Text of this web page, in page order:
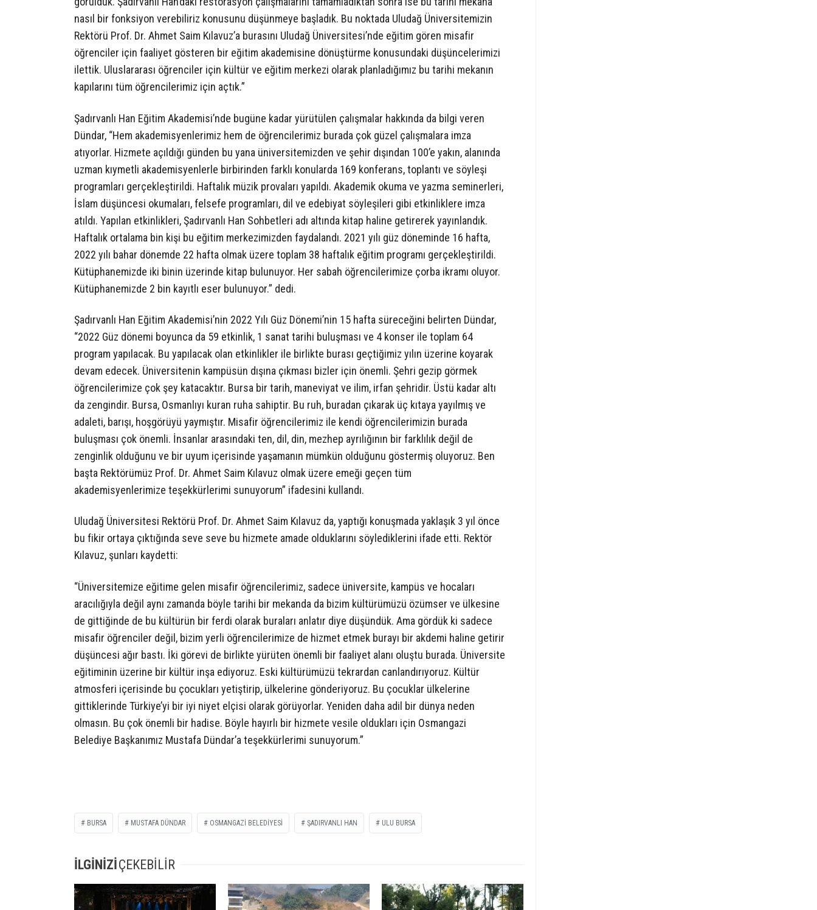
nasıl bir fonksiyon verebiliriz konusunu düşünmeye başladık. Bu noktada Uludağ Üniversitemizin
Rektörü Prof. Dr. Ahmet Saim Kılavuz’a burasını Uludağ Üniversitesi’nde eğitim gören misafir
öğrenciler için faaliyet gösteren bir eğitim akademisine dönüştürme konusundaki düşüncelerimizi
ilettik. Uluslararası öğrenciler için kültür ve eğitim merkezi olarak planladığımız bu tarihi mekanın
kapılarını tüm öğrencilerimiz için açtık.”
Şadırvanlı Han Eğitim Akademisi’nde bugüne kadar yürütülen çalışmalar hakkında da bilgi veren
Dündar, “Hem akademisyenlerimiz hem de öğrencilerimiz burada çok güzel çalışmalara imza
atıyorlar. Hizmete açıldığı günden bu yana üniversitemizden ve şehir dışından 100’e yakın, alanında
uzman kıymetli akademisyenlerle birbirinden farklı konularda 169 konferans, toplantı ve söyleşi
programları gerçekleştirildi. Haftalık müzik provaları yapıldı. Akademik okuma ve yazma seminerleri,
İslam düşüncesi okumaları, felsefe programları, dil ve edebiyat söyleşileri gibi etkinliklere imza
atıldı. Yapılan etkinlikleri, Şadırvanlı Han Sohbetleri adı altında kitap haline getirerek yayınlandık.
Haftalık ortalama bin kişi bu eğitim merkezimizden faydalandı. 2021 yılı güz döneminde 16 hafta,
2022 yılı bahar dönemde 22 hafta olmak üzere toplam 38 haftalık eğitim programı gerçekleştirildi.
Kütüphanemizde iki binin üzerinde kitap bulunuyor. Her sabah öğrencilerimize çorba ikramı oluyor.
Kütüphanemizde 2 bin kayıtlı eser bulunuyor.” dedi.
Şadırvanlı Han Eğitim Akademisi’nin 2022 Yılı Güz Dönemi’nin 15 hafta süreceğini belirten Dündar,
“2022 Güz dönemi boyunca da 59 etkinlik, 1 sanat tarihi buluşması ve 4 konser ile toplam 64
program yapılacak. Bu yapılacak olan etkinlikler ile birlikte burası geçtiğimiz yılın üzerine koyarak
devam edecek. Üniversitenin kampüsün dışına çıkması bizler için önemli. Şehri gezip görmek
öğrencilerimize çok şey katacaktır. Bursa bir tarih, maneviyat ve ilim, irfan şehridir. Üstü kadar altı
da zengindir. Bursa, Osmanlıyı kuran ruha sahiptir. Bu ruh, buradan çıkarak üç kıtaya yayılmış ve
adaleti, barışı, hoşgörüyü yaymıştır. Misafir öğrencilerimiz ile kendi öğrencilerimizin burada
buluşması çok önemli. İnsanlar arasındaki ten, dil, din, mezhep ayrılığının bir farklılık değil de
zenginlik olduğunu ve bir uyum içerisinde yaşamanın mümkün olduğunu göstermiş oluyoruz. Ben
başta Rektörümüz Prof. Dr. Ahmet Saim Kılavuz olmak üzere emeği geçen tüm
akademisyenlerimize teşekkürlerimi sunuyorum” ifadesini kullandı.
Uludağ Üniversitesi Rektörü Prof. Dr. Ahmet Saim Kılavuz da, yaptığı konuşmada yaklaşık 3 yıl önce
bu fikir ortaya çıktığında seve seve bu hizmete amade olduklarını söylediklerini ifade etti. Rektör
Kılavuz, şunları kaydetti:
“Üniversitemize eğitime gelen misafir öğrencilerimiz, sadece üniversite, kampüs ve hocaları
aracılığıyla değil aynı zamanda böyle tarihi bir mekanda da bizim kültürümüzü özümser ve ülkesine
de gittiğinde de bu kültürün bir ferdi olarak buraları anlatır diye düşündük. Ama gördük ki sadece
misafir öğrenciler değil, bizim yerli öğrencilerimize de hizmet etmek burayı bir akdemi haline getirir
düşüncesi ağır bastı. İki görevi de birlikte yürüten önemli bir faaliyet alanı oluştu burada. Üniversite
eğitiminin üzerine bir kültür inşa ediyoruz. Eski kültürümüzü tekrardan canlandırıyoruz. Kültür
atmosferi içerisinde bu çocukları yetiştirip, ülkelerine gönderiyoruz. Bu çocuklar ülkelerine
gittiklerinde Türkiye’yi bir iyi niyet elçisi olarak görüyorlar. Yeniden daha adil bir dünya neden
olmasın. Bu çok önemli bir hadise. Böyle hayırlı bir hizmete vesile oldukları için Osmangazi
Belediye Başkanımız Mustafa Dündar’a teşekkürlerimi sunuyorum.”
BURSA MUSTAFA DÜNDAR OSMANGAZI BELEDIYESI ŞADIRVANLI HAN ULU BURSA
İLGİNİZİÇEKEBİLİR